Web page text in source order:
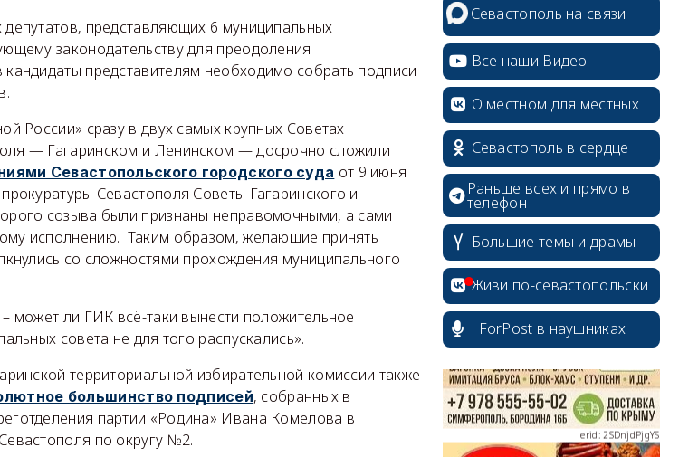
представляющих 6 муниципальных
законодательству для преодоления
представителям необходимо собрать подписи
России» сразу в двух самых крупных Cоветах
— Гагаринском и Ленинском — досрочно сложили
Севастопольского городского суда от 9 июня
Севастополя Советы Гагаринского и
созыва были признаны неправомочными, а сами
исполнению. Таким образом, желающие принять
со сложностями прохождения муниципального
может ли ГИК всё-таки вынести положительное
совета не для того распускались».
территориальной избирательной комиссии также
большинство подписей, собранных в
партии «Родина» Ивана Комелова в
по округу №2.
Севастополь на связи
Все наши Видео
О местном для местных
Севастополь в сердце
Раньше всех и прямо в
телефон
Большие темы и драмы
Живи по-севастопольски
ForPost в наушниках
erid: 2SDnjcrDNw6
erid: 2SDnjdPjgYS